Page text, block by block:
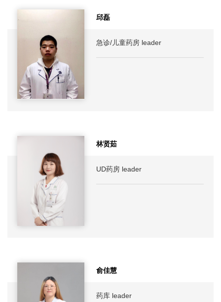
邱磊
急诊/儿童药房 leader
林贤茹
UD药房 leader
俞佳慧
药库 leader